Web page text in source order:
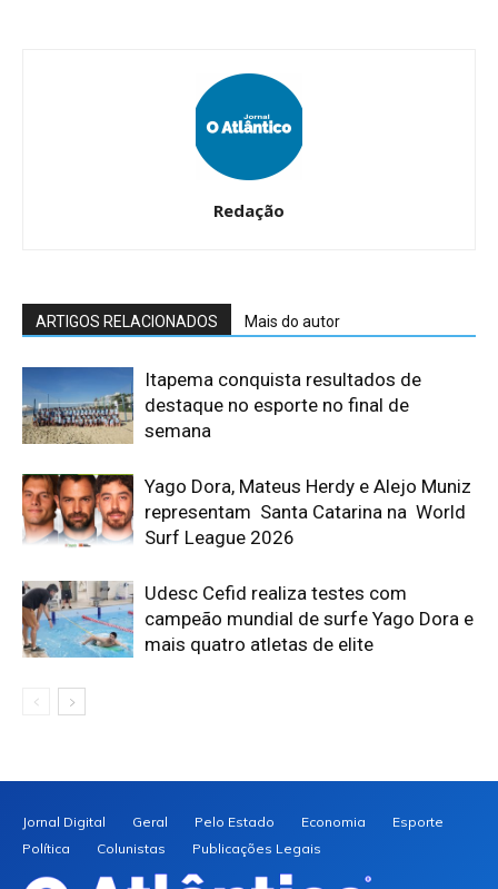
Redação
ARTIGOS RELACIONADOS Mais do autor
Itapema conquista resultados de
destaque no esporte no final de
semana
Yago Dora, Mateus Herdy e Alejo Muniz
representam Santa Catarina na World
Surf League 2026
Udesc Cefid realiza testes com
campeão mundial de surfe Yago Dora e
mais quatro atletas de elite
Jornal Digital Geral Pelo Estado Economia
Esporte
Política
Colunistas Publicações Legais